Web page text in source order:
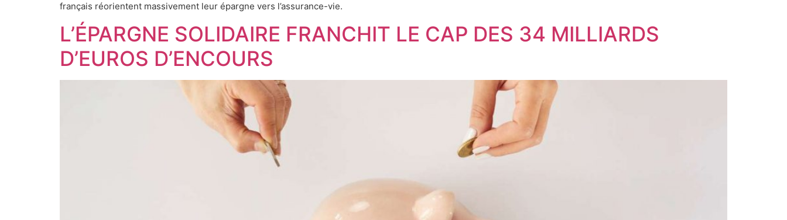
français réorientent massivement leur épargne vers l’assurance-vie.
L’ÉPARGNE SOLIDAIRE FRANCHIT LE CAP DES 34 MILLIARDS
D’EUROS D’ENCOURS